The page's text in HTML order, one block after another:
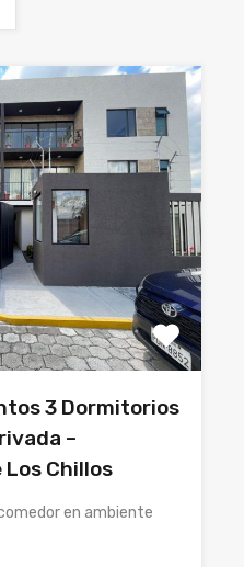
3 Dormitorios
–
Los Chillos
en ambiente